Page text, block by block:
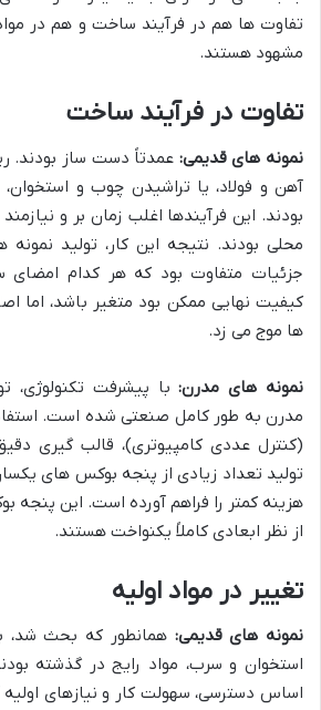
تفاوت ها هم در فرآیند ساخت و هم در
مشهود هستند.
تفاوت در فرآیند ساخت
نمونه های قدیمی: عمدتاً دست ساز بودند.
آهن و فولاد، یا تراشیدن چوب و
بودند. این فرآیندها اغلب زمان بر و
محلی بودند. نتیجه این کار، تولید
جزئیات متفاوت بود که هر کدام امضای
کیفیت نهایی ممکن بود متغیر باشد، اما
ها موج می زد.
نمونه های مدرن:با پیشرفت تکنولوژی،
(کنترل عددی کامپیوتری)، قالب گیری
تولید تعداد زیادی از پنجه بوکس های
هزینه کمتر را فراهم آورده است. این پنجه
از نظر ابعادی کاملاً یکنواخت هستند.
تغییر در مواد اولیه
نمونه های قدیمی: همانطور که بحث شد،
استخوان و سرب، مواد رایج در گذشته
اساس دسترسی، سهولت کار و نیازهای اولیه